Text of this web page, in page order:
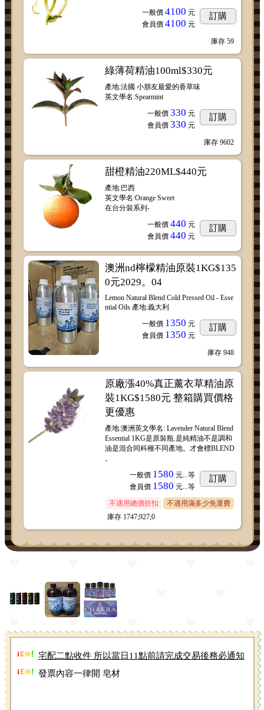
一般價 4100 元
會員價 4100 元
訂購
庫存 59
綠薄荷精油100ml$330元
產地:法國 小朋友最愛的香草味
英文學名:Spearmint
一般價 330 元
會員價 330 元
訂購
庫存 9602
甜橙精油220ML$440元
產地:巴西
英文學名:Orange Sweet
在台分裝系列-
一般價 440 元
會員價 440 元
訂購
澳洲nd檸檬精油原裝1KG$135
0元2029。04
Lemon Natural Blend Cold Pressed Oil - Esse
ntial Oils 產地:義大利
一般價 1350 元
會員價 1350 元
訂購
庫存 948
原廠漲40%真正薰衣草精油原
裝1KG$1580元 整箱購買價格
更優惠
產地:澳洲英文學名: Lavender Natural Blend
Essential 1KG是原裝瓶.是純精油不是調和
油是混合同科種不同產地。才會標BLEND
。
一般價 1580 元... 等
會員價 1580 元... 等
訂購
不適用總價折扣
不適用滿多少免運費
庫存 1747;927;0
宅配二點收件 所以當日11點前請完成交易後務必通知
以便當日寄出謝謝
發票內容一律開 皂材